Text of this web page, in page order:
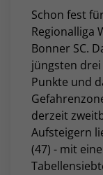
Schon fest
Regionalliga
Bonner SC.
jüngsten
Punkte und
derzeit
Aufsteigern
(47) - mit